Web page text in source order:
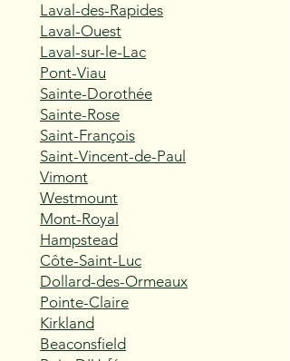
Laval-des-Rapides
Laval-Ouest
Laval-sur-le-Lac
Pont-Viau
Sainte-Dorothée
Sainte-Rose
Saint-François
Saint-Vincent-de-Paul
Vimont
Westmount
Mont-Royal
Hampstead
Côte-Saint-Luc
Dollard-des-Ormeaux
Pointe-Claire
Kirkland
Beaconsfield